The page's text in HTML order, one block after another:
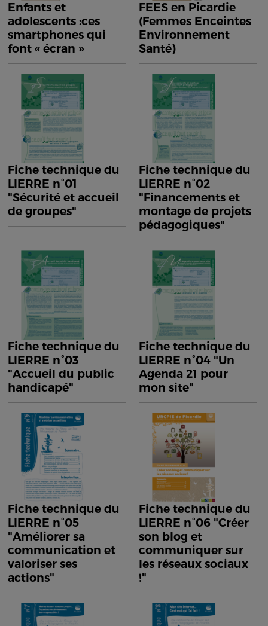
Enfants et
adolescents :ces
smartphones qui
font « écran »
FEES en Picardie
(Femmes Enceintes
Environnement
Santé)
Fiche technique du
LIERRE n°01
"Sécurité et accueil
de groupes"
Fiche technique du
LIERRE n°02
"Financements et
montage de projets
pédagogiques"
Fiche technique du
LIERRE n°03
"Accueil du public
handicapé"
Fiche technique du
LIERRE n°04 "Un
Agenda 21 pour
mon site"
Fiche technique du
LIERRE n°05
"Améliorer sa
communication et
valoriser ses
actions"
Fiche technique du
LIERRE n°06 "Créer
son blog et
communiquer sur
les réseaux sociaux
!"